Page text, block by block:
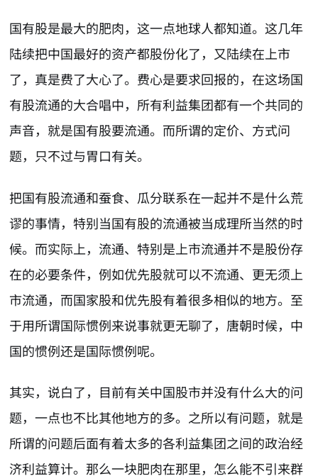
国有股是最大的肥肉，这一点地球人都知道。这几年
陆续把中国最好的资产都股份化了，又陆续在上市
了，真是费了大心了。费心是要求回报的，在这场国
有股流通的大合唱中，所有利益集团都有一个共同的
声音，就是国有股要流通。而所谓的定价、方式问
题，只不过与胃口有关。
把国有股流通和蚕食、瓜分联系在一起并不是什么荒
谬的事情，特别当国有股的流通被当成理所当然的时
候。而实际上，流通、特别是上市流通并不是股份存
在的必要条件，例如优先股就可以不流通、更无须上
市流通，而国家股和优先股有着很多相似的地方。至
于用所谓国际惯例来说事就更无聊了，唐朝时候，中
国的惯例还是国际惯例呢。
其实，说白了，目前有关中国股市并没有什么大的问
题，一点也不比其他地方的多。之所以有问题，就是
所谓的问题后面有着太多的各利益集团之间的政治经
济利益算计。那么一块肥肉在那里，怎么能不引来群